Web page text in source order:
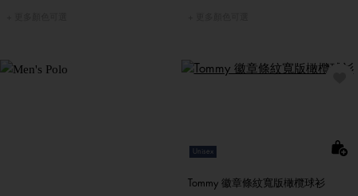
Unisex
Tommy 徽章條紋寬版橄欖球衫